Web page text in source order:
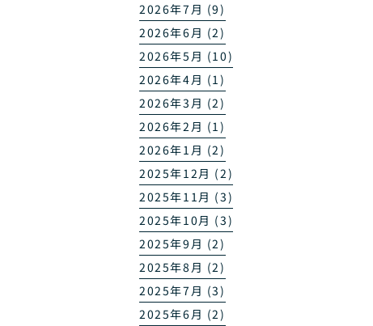
2026年7月 (9)
2026年6月 (2)
2026年5月 (10)
2026年4月 (1)
2026年3月 (2)
2026年2月 (1)
2026年1月 (2)
2025年12月 (2)
2025年11月 (3)
2025年10月 (3)
2025年9月 (2)
2025年8月 (2)
2025年7月 (3)
2025年6月 (2)